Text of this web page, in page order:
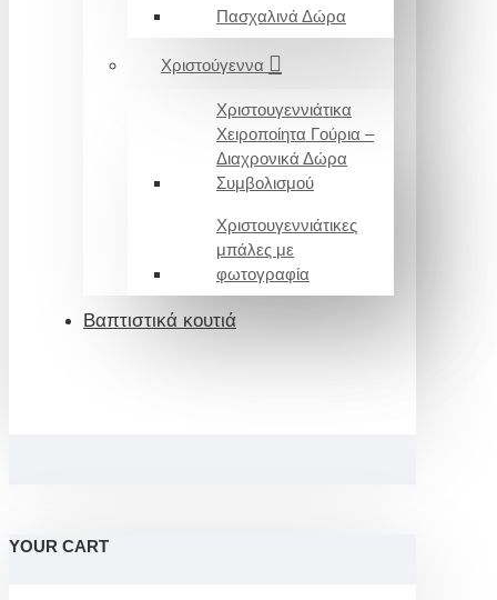
Πασχαλινά Δώρα
Χριστούγεννα
Χριστουγεννιάτικα
Χειροποίητα Γούρια –
Διαχρονικά Δώρα
Συμβολισμού
Χριστουγεννιάτικες
μπάλες με
φωτογραφία
Βαπτιστικά κουτιά
YOUR CART